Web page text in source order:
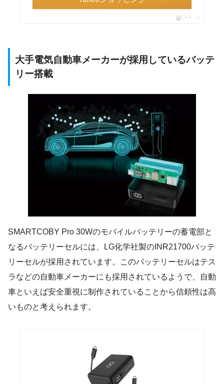
ポチップ
大手電気自動車メーカーが採用しているバッテ
リー搭載
SMARTCOBY Pro 30Wのモバイルバッテリーの蓄電部と
なるバッテリーセルには、LG化学社製のINR21700バッテ
リーセルが採用されています。このバッテリーセルはテス
ラなどの自動車メーカーにも採用されているようで、自動
車といえば安全重視に制作されていることから信頼性は高
いものと考えられます。